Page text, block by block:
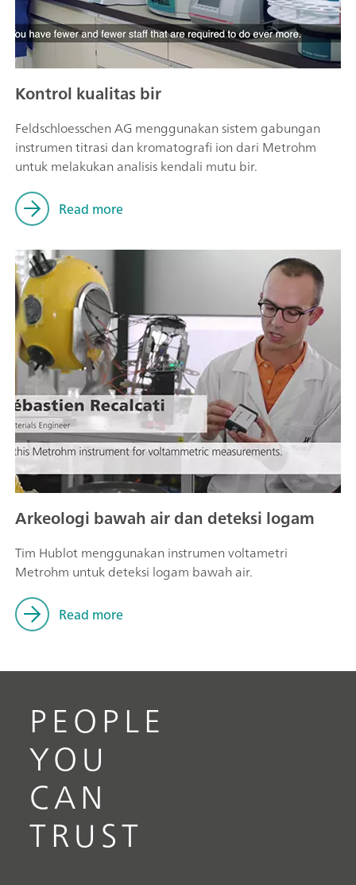
Kontrol kualitas bir
Feldschloesschen AG menggunakan sistem gabungan
instrumen titrasi dan kromatografi ion dari Metrohm
untuk melakukan analisis kendali mutu bir.
Read more
Arkeologi bawah air dan deteksi logam
Tim Hublot menggunakan instrumen voltametri
Metrohm untuk deteksi logam bawah air.
Read more
PEOPLE
YOU
CAN
TRUST